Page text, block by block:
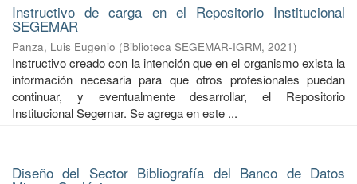
Instructivo de carga en el Repositorio Institucional
SEGEMAR
Panza, Luis Eugenio (Biblioteca SEGEMAR-IGRM, 2021)
Instructivo creado con la intención que en el organismo exista la
información necesaria para que otros profesionales puedan
continuar, y eventualmente desarrollar, el Repositorio
Institucional Segemar. Se agrega en este ...
Diseño del Sector Bibliografía del Banco de Datos